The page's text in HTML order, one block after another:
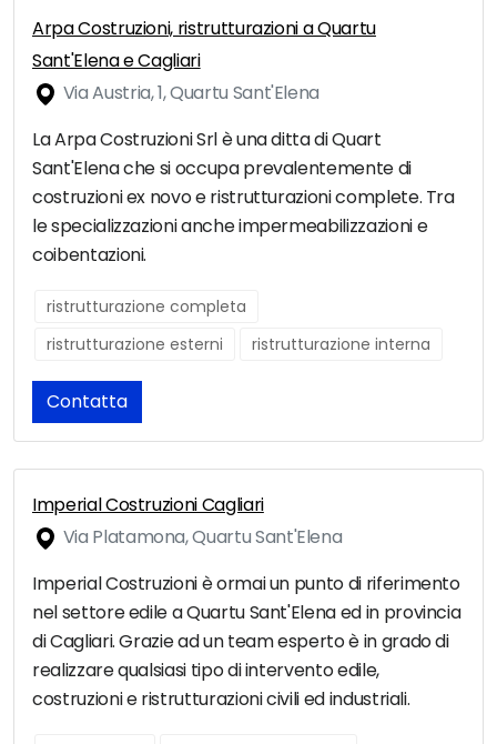
Arpa Costruzioni, ristrutturazioni a Quartu
Sant'Elena e Cagliari
Via Austria, 1, Quartu Sant'Elena
La Arpa Costruzioni Srl è una ditta di Quart
Sant'Elena che si occupa prevalentemente di
costruzioni ex novo e ristrutturazioni complete. Tra
le specializzazioni anche impermeabilizzazioni e
coibentazioni.
ristrutturazione completa
ristrutturazione esterni
ristrutturazione interna
Contatta
Imperial Costruzioni Cagliari
Via Platamona, Quartu Sant'Elena
Imperial Costruzioni è ormai un punto di riferimento
nel settore edile a Quartu Sant'Elena ed in provincia
di Cagliari. Grazie ad un team esperto è in grado di
realizzare qualsiasi tipo di intervento edile,
costruzioni e ristrutturazioni civili ed industriali.